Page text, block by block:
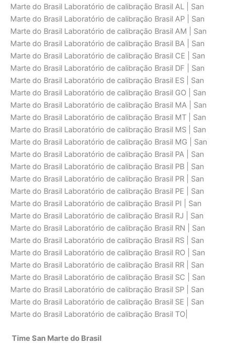
Marte do Brasil Laboratório de calibraçāo Brasil AL | San
Marte do Brasil Laboratório de calibraçāo Brasil AP | San
Marte do Brasil Laboratório de calibraçāo Brasil AM | San
Marte do Brasil Laboratório de calibraçāo Brasil BA | San
Marte do Brasil Laboratório de calibraçāo Brasil CE | San
Marte do Brasil Laboratório de calibraçāo Brasil DF | San
Marte do Brasil Laboratório de calibraçāo Brasil ES | San
Marte do Brasil Laboratório de calibraçāo Brasil GO | San
Marte do Brasil Laboratório de calibraçāo Brasil MA | San
Marte do Brasil Laboratório de calibraçāo Brasil MT | San
Marte do Brasil Laboratório de calibraçāo Brasil MS | San
Marte do Brasil Laboratório de calibraçāo Brasil MG | San
Marte do Brasil Laboratório de calibraçāo Brasil PA | San
Marte do Brasil Laboratório de calibraçāo Brasil PB | San
Marte do Brasil Laboratório de calibraçāo Brasil PR | San
Marte do Brasil Laboratório de calibraçāo Brasil PE | San
Marte do Brasil Laboratório de calibraçāo Brasil PI | San
Marte do Brasil Laboratório de calibraçāo Brasil RJ | San
Marte do Brasil Laboratório de calibraçāo Brasil RN | San
Marte do Brasil Laboratório de calibraçāo Brasil RS | San
Marte do Brasil Laboratório de calibraçāo Brasil RO | San
Marte do Brasil Laboratório de calibraçāo Brasil RR | San
Marte do Brasil Laboratório de calibraçāo Brasil SC | San
Marte do Brasil Laboratório de calibraçāo Brasil SP | San
Marte do Brasil Laboratório de calibraçāo Brasil SE | San
Marte do Brasil Laboratório de calibraçāo Brasil TO|
Time San Marte do Brasil